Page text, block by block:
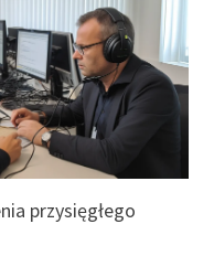
przysięgłego